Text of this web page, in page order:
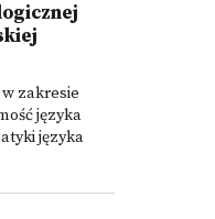
zakresie
języka
języka